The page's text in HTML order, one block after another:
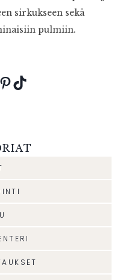
sirkukseen sekä
pulmiin.
Pinterest
TikTok